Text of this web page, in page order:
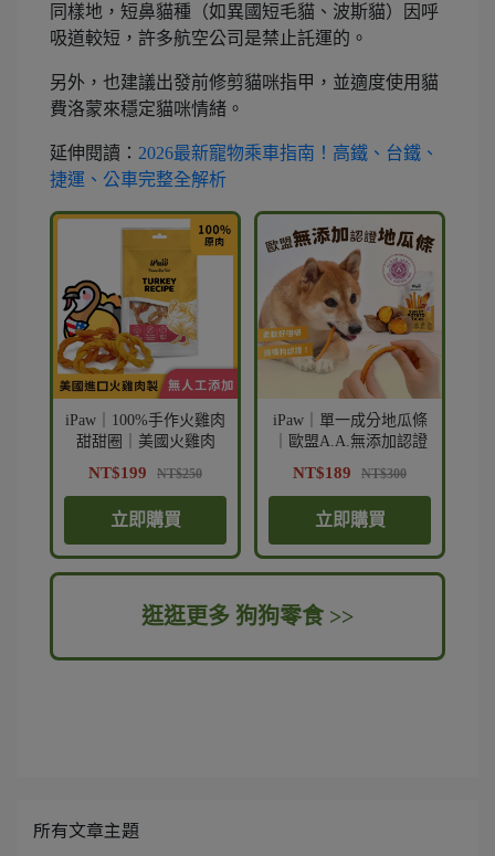
同樣地，短鼻貓種（如異國短毛貓、波斯貓）因呼
吸道較短，許多航空公司是禁止託運的。
另外，也建議出發前修剪貓咪指甲，並適度使用貓
費洛蒙來穩定貓咪情緒。
延伸閱讀： 2026最新寵物乘車指南！高鐵、台鐵、
捷運、公車完整全解析
iPaw｜100%手作火雞肉
甜甜圈｜美國火雞肉
NT$199 NT$250
立即購買
iPaw｜單一成分地瓜條
｜歐盟A.A.無添加認證
NT$189 NT$300
立即購買
逛逛更多 狗狗零食 >>
所有文章主題